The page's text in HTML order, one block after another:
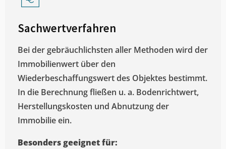
Sachwertverfahren
Bei der gebräuchlichsten aller Methoden wird der
Immobilienwert über den
Wiederbeschaffungswert des Objektes bestimmt.
In die Berechnung fließen u. a. Bodenrichtwert,
Herstellungskosten und Abnutzung der
Immobilie ein.
Besonders geeignet für: